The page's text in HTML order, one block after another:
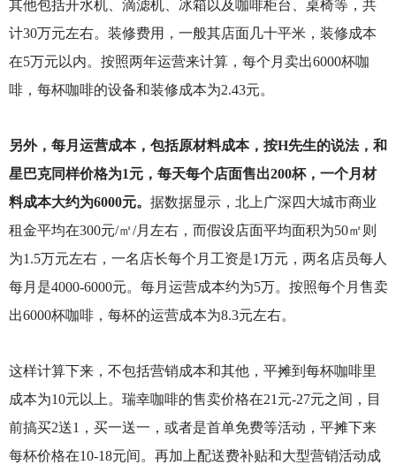
其他包括开水机、滴滤机、冰箱以及咖啡柜台、桌椅等，共
计30万元左右。装修费用，一般其店面几十平米，装修成本
在5万元以内。按照两年运营来计算，每个月卖出6000杯咖
啡，每杯咖啡的设备和装修成本为2.43元。
另外，每月运营成本，包括原材料成本，按H先生的说法，和
星巴克同样价格为1元，每天每个店面售出200杯，一个月材
料成本大约为6000元。 据数据显示，北上广深四大城市商业
租金平均在300元/㎡/月左右，而假设店面平均面积为50㎡则
为1.5万元左右，一名店长每个月工资是1万元，两名店员每人
每月是4000-6000元。每月运营成本约为5万。按照每个月售卖
出6000杯咖啡，每杯的运营成本为8.3元左右。
这样计算下来，不包括营销成本和其他，平摊到每杯咖啡里
成本为10元以上。瑞幸咖啡的售卖价格在21元-27元之间，目
前搞买2送1，买一送一，或者是首单免费等活动，平摊下来
每杯价格在10-18元间。再加上配送费补贴和大型营销活动成